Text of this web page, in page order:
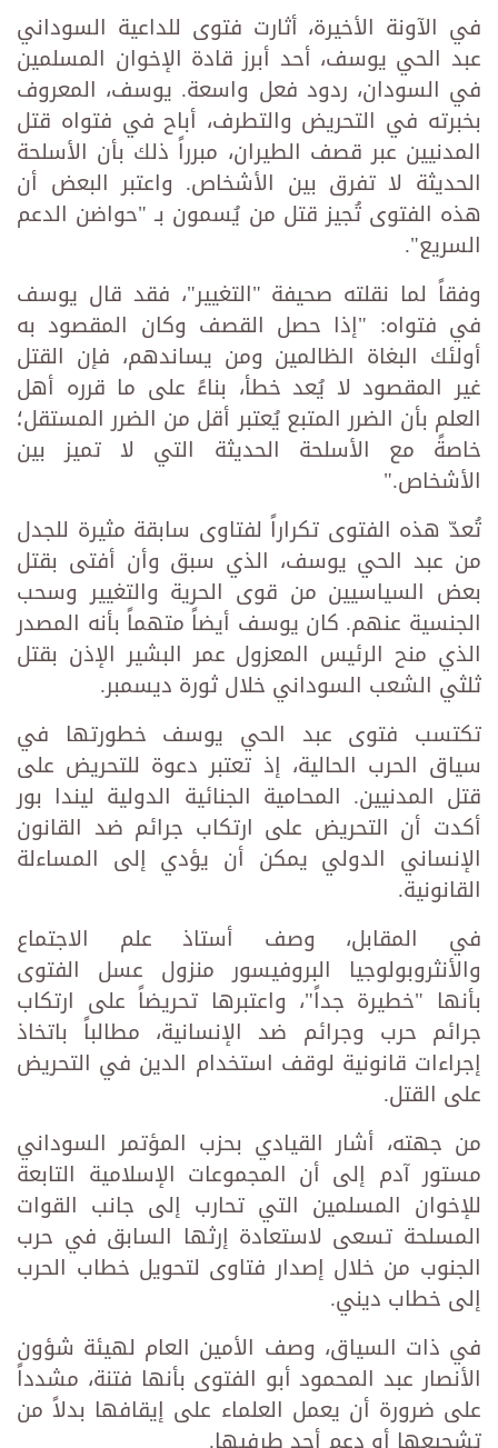
في الآونة الأخيرة، أثارت فتوى للداعية السوداني
عبد الحي يوسف، أحد أبرز قادة الإخوان المسلمين
في السودان، ردود فعل واسعة. يوسف، المعروف
بخبرته في التحريض والتطرف، أباح في فتواه قتل
المدنيين عبر قصف الطيران، مبرراً ذلك بأن الأسلحة
الحديثة لا تفرق بين الأشخاص. واعتبر البعض أن
هذه الفتوى تُجيز قتل من يُسمون بـ "حواضن الدعم
السريع".
وفقاً لما نقلته صحيفة "التغيير"، فقد قال يوسف
في فتواه: "إذا حصل القصف وكان المقصود به
أولئك البغاة الظالمين ومن يساندهم، فإن القتل
غير المقصود لا يُعد خطأ، بناءً على ما قرره أهل
العلم بأن الضرر المتبع يُعتبر أقل من الضرر المستقل؛
خاصةً مع الأسلحة الحديثة التي لا تميز بين
الأشخاص."
تُعدّ هذه الفتوى تكراراً لفتاوى سابقة مثيرة للجدل
من عبد الحي يوسف، الذي سبق وأن أفتى بقتل
بعض السياسيين من قوى الحرية والتغيير وسحب
الجنسية عنهم. كان يوسف أيضاً متهماً بأنه المصدر
الذي منح الرئيس المعزول عمر البشير الإذن بقتل
ثلثي الشعب السوداني خلال ثورة ديسمبر.
تكتسب فتوى عبد الحي يوسف خطورتها في
سياق الحرب الحالية، إذ تعتبر دعوة للتحريض على
قتل المدنيين. المحامية الجنائية الدولية ليندا بور
أكدت أن التحريض على ارتكاب جرائم ضد القانون
الإنساني الدولي يمكن أن يؤدي إلى المساءلة
القانونية.
في المقابل، وصف أستاذ علم الاجتماع
والأنثروبولوجيا البروفيسور منزول عسل الفتوى
بأنها "خطيرة جداً"، واعتبرها تحريضاً على ارتكاب
جرائم حرب وجرائم ضد الإنسانية، مطالباً باتخاذ
إجراءات قانونية لوقف استخدام الدين في التحريض
على القتل.
من جهته، أشار القيادي بحزب المؤتمر السوداني
مستور آدم إلى أن المجموعات الإسلامية التابعة
للإخوان المسلمين التي تحارب إلى جانب القوات
المسلحة تسعى لاستعادة إرثها السابق في حرب
الجنوب من خلال إصدار فتاوى لتحويل خطاب الحرب
إلى خطاب ديني.
في ذات السياق، وصف الأمين العام لهيئة شؤون
الأنصار عبد المحمود أبو الفتوى بأنها فتنة، مشدداً
على ضرورة أن يعمل العلماء على إيقافها بدلاً من